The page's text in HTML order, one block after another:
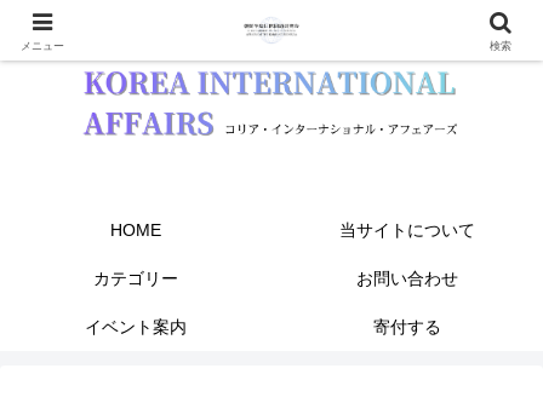
HOME 当サイトについて
カテゴリー お問い合わせ
イベント案内 寄付する
メニュー 検索